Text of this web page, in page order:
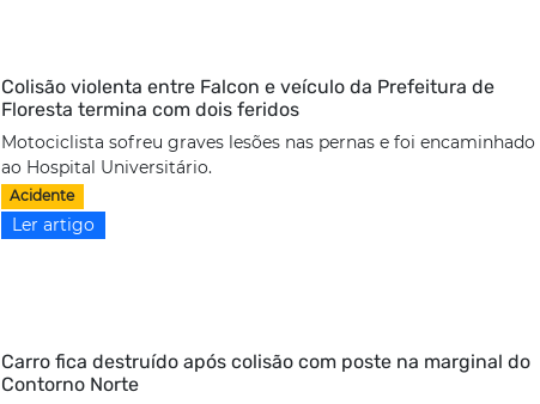
Colisão violenta entre Falcon e veículo da Prefeitura de
Floresta termina com dois feridos
Motociclista sofreu graves lesões nas pernas e foi encaminhado
ao Hospital Universitário.
Acidente
Ler artigo
Carro fica destruído após colisão com poste na marginal do
Contorno Norte